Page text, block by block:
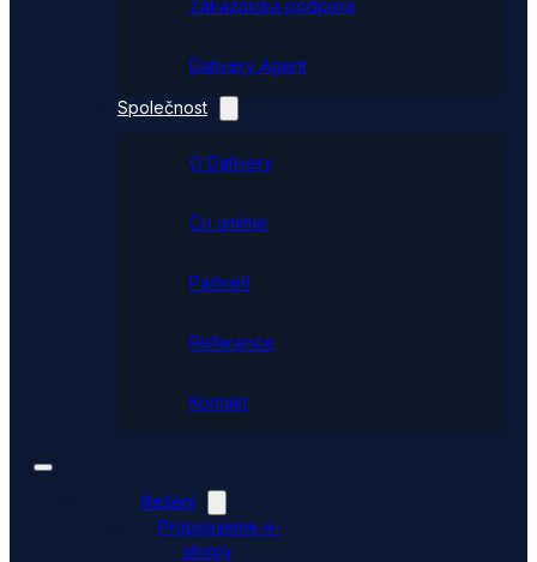
Zákaznická podpora
Dativery Agent
Společnost
O Dativery
Co umíme
Partneři
Reference
Kontakt
Řešení
Propojujeme e-
shopy